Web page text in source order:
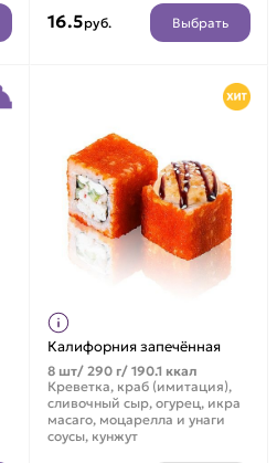
16.5руб. Выбрать
Калифорния запечённая
8 шт/ 290 г/ 190.1 ккал
Креветка, краб (имитация),
сливочный сыр, огурец, икра
масаго, моцарелла и унаги
соусы, кунжут